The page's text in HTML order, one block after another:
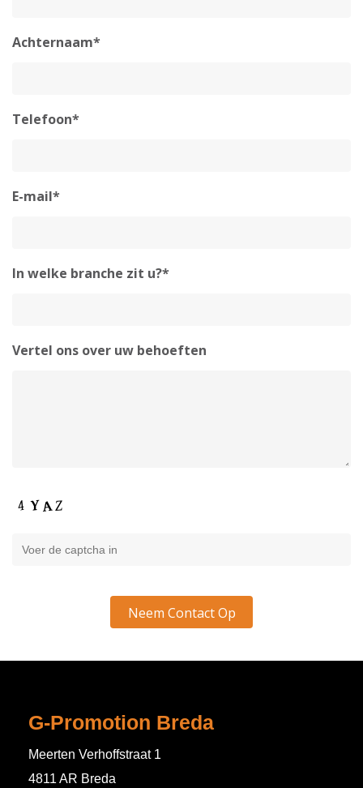
Achternaam*
Telefoon*
E-mail*
In welke branche zit u?*
Vertel ons over uw behoeften
G-Promotion Breda
Meerten Verhoffstraat 1
4811 AR Breda